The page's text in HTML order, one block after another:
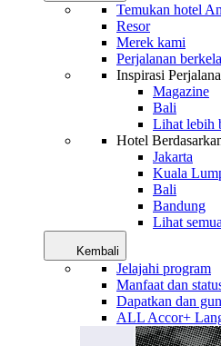
Temukan hotel
Resor
Merek kami
Perjalanan
Inspirasi
Magazine
Bali
Lihat lebih
Hotel
Jakarta
Kuala
Bali
Bandung
Lihat
Kembali
Jelajahi program
Manfaat dan
Dapatkan dan
ALL Accor+